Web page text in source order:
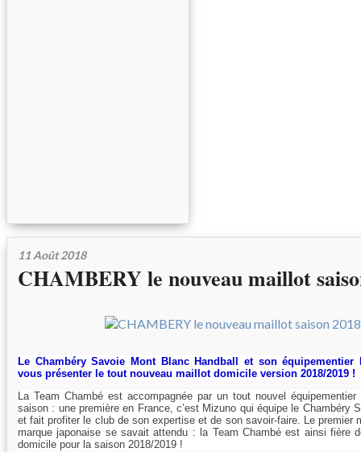
11 Août 2018
CHAMBERY le nouveau maillot
Le Chambéry Savoie Mont Blanc Handball et son
vous présenter le tout nouveau maillot domicile version 2018/2019 !
La Team Chambé est accompagnée par un tout nouvel
saison : une première en France, c’est Mizuno qui équipe le Chambéry
et fait profiter le club de son expertise et de son savoir-faire. Le premier
marque japonaise se savait attendu : la Team Chambé est ainsi fière
domicile pour la saison 2018/2019 !